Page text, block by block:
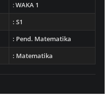
:WAKA 1
: S1
: Pend. Matematika
: Matematika